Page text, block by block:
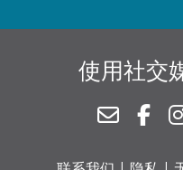
使用社交